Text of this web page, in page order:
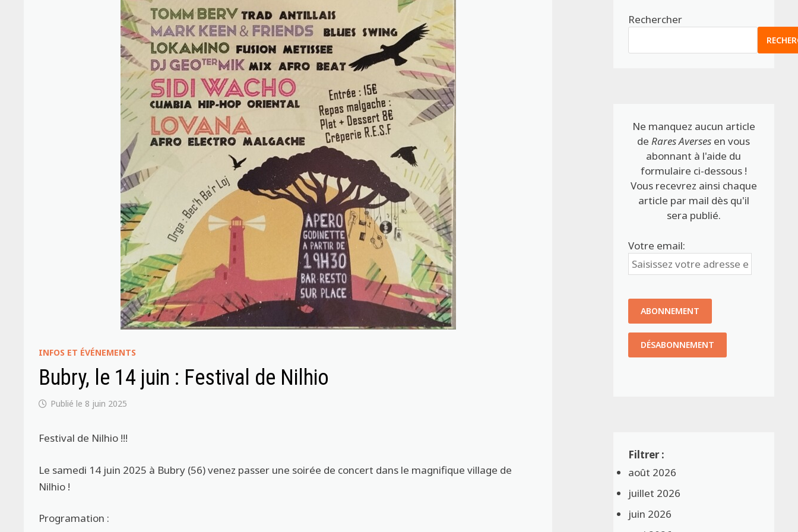
INFOS ET ÉVÉNEMENTS
Bubry, le 14 juin : Festival de Nilhio
8 juin 2025
Festival de Nilhio !!!
Le samedi 14 juin 2025 à Bubry (56) venez passer une soirée de concert dans le magnifique village de
Nilhio !
Programation :
Rechercher
Ne manquez aucun article
deRares Averses en vous
abonnant à l'aide du
formulaire ci-dessous !
Vous recevrez ainsi chaque
article par mail dès qu'il
sera publié.
Votre email:
août 2026
juillet 2026
juin 2026